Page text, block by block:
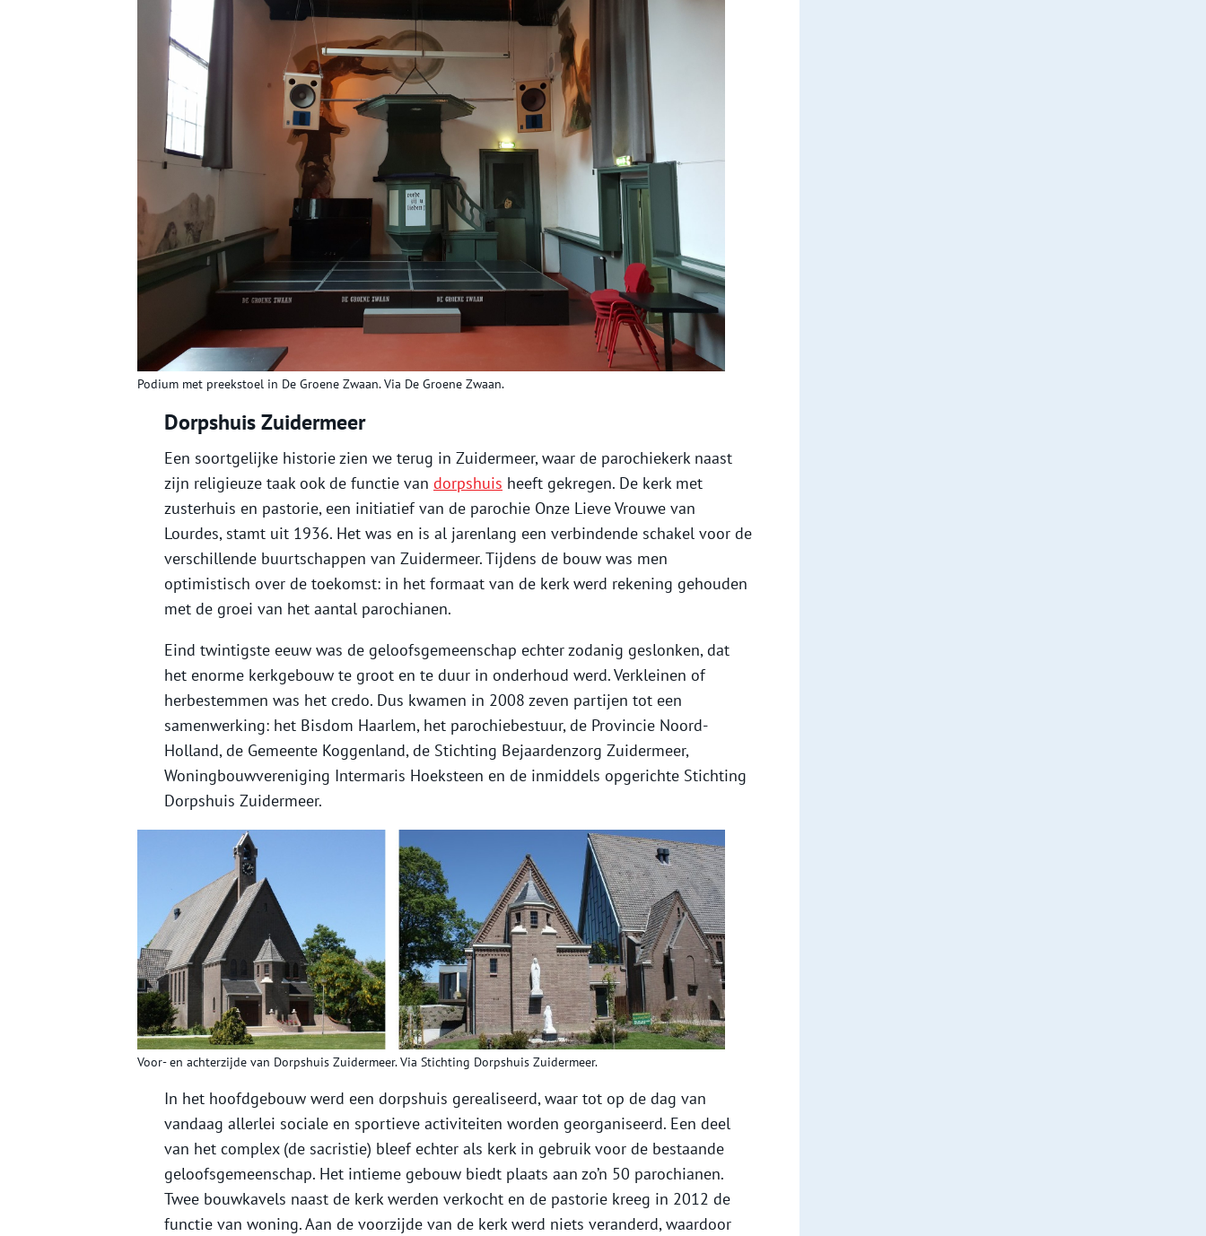
Podium met preekstoel in De Groene Zwaan. Via De Groene Zwaan.
Dorpshuis Zuidermeer
Een soortgelijke historie zien we terug in Zuidermeer, waar de parochiekerk naast
zijn religieuze taak ook de functie van dorpshuis heeft gekregen. De kerk met
zusterhuis en pastorie, een initiatief van de parochie Onze Lieve Vrouwe van
Lourdes, stamt uit 1936. Het was en is al jarenlang een verbindende schakel voor de
verschillende buurtschappen van Zuidermeer. Tijdens de bouw was men
optimistisch over de toekomst: in het formaat van de kerk werd rekening gehouden
met de groei van het aantal parochianen.
Eind twintigste eeuw was de geloofsgemeenschap echter zodanig geslonken, dat
het enorme kerkgebouw te groot en te duur in onderhoud werd. Verkleinen of
herbestemmen was het credo. Dus kwamen in 2008 zeven partijen tot een
samenwerking: het Bisdom Haarlem, het parochiebestuur, de Provincie Noord-
Holland, de Gemeente Koggenland, de Stichting Bejaardenzorg Zuidermeer,
Woningbouwvereniging Intermaris Hoeksteen en de inmiddels opgerichte Stichting
Dorpshuis Zuidermeer.
Voor- en achterzijde van Dorpshuis Zuidermeer. Via Stichting Dorpshuis Zuidermeer.
In het hoofdgebouw werd een dorpshuis gerealiseerd, waar tot op de dag van
vandaag allerlei sociale en sportieve activiteiten worden georganiseerd. Een deel
van het complex (de sacristie) bleef echter als kerk in gebruik voor de bestaande
geloofsgemeenschap. Het intieme gebouw biedt plaats aan zo’n 50 parochianen.
Twee bouwkavels naast de kerk werden verkocht en de pastorie kreeg in 2012 de
functie van woning. Aan de voorzijde van de kerk werd niets veranderd, waardoor